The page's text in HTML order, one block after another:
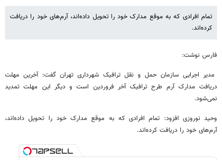
تمام افرادی که به موقع مدارک خود را تحویل داده‌اند، آرم‌های خود را دریافت
کرده‌اند.
فارس نوشت:
مدیر اجرایی سازمان حمل و نقل ترافیک شهرداری تهران گفت: آخرین مهلت
دریافت مدارک آرم طرح ترافیک آخر فروردین است و دیگر این مهلت تمدید
نمی‌شود.
وحید نوروزی افزود: تمام افرادی که به موقع مدارک خود را تحویل داده‌اند،
آرم‌های خود را دریافت کرده‌اند.